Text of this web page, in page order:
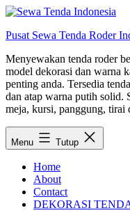
Lewati
konten
Pusat Sewa Tenda Roder
Menyewakan tenda roder
model dekorasi dan warna
penting anda. Tersedia
dan atap warna putih solid.
meja, kursi, panggung, tirai
Menu Tutup
Home
About
Contact
DEKORASI